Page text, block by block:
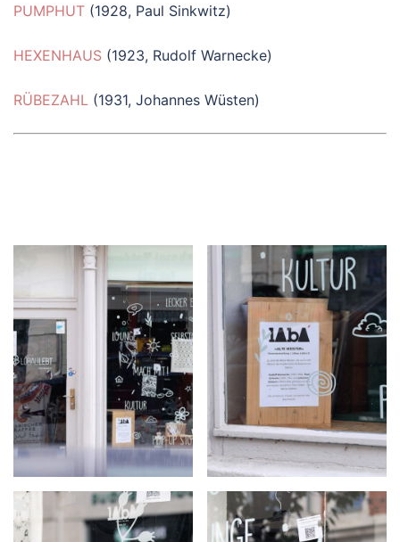
PUMPHUT (1928, Paul Sinkwitz)
HEXENHAUS (1923, Rudolf Warnecke)
RÜBEZAHL (1931, Johannes Wüsten)